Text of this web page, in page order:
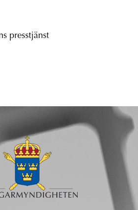
presstjänst